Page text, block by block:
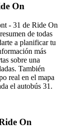
On
- 31 de Ride On
de todas
a planificar tu
más
sobre una
También
real en el mapa
el autobús 31.
On